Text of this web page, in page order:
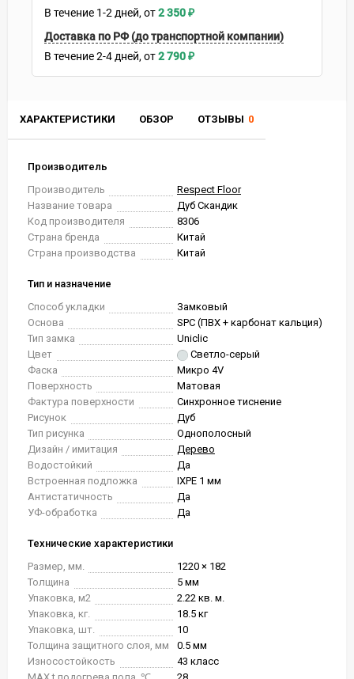
ХАРАКТЕРИСТИКИ ОБЗОР ОТЗЫВЫ 0
Производитель
Производитель
Respect Floor
Название товара
Дуб Скандик
Код производителя
8306
Страна бренда
Китай
Страна производства
Китай
Тип и назначение
Способ укладки
Замковый
Основа
SPC (ПВХ + карбонат кальция)
Тип замка
Uniclic
Цвет
Светло-серый
Фаска
Микро 4V
Поверхность
Матовая
Фактура поверхности
Синхронное тиснение
Рисунок
Дуб
Тип рисунка
Однополосный
Дизайн / имитация
Дерево
Водостойкий
Да
Встроенная подложка
IXPE 1 мм
Антистатичность
Да
УФ-обработка
Да
Технические характеристики
Размер, мм.
1220 × 182
Толщина
5 мм
Упаковка, м2
2.22 кв. м.
Упаковка, кг.
18.5 кг
Упаковка, шт.
10
Толщина защитного слоя, мм
0.5 мм
Износостойкость
43 класс
В течение 1-2 дней 2 350₽
Доставка по РФ (до транспортной компании)
В течение2-4 дней 2 790₽